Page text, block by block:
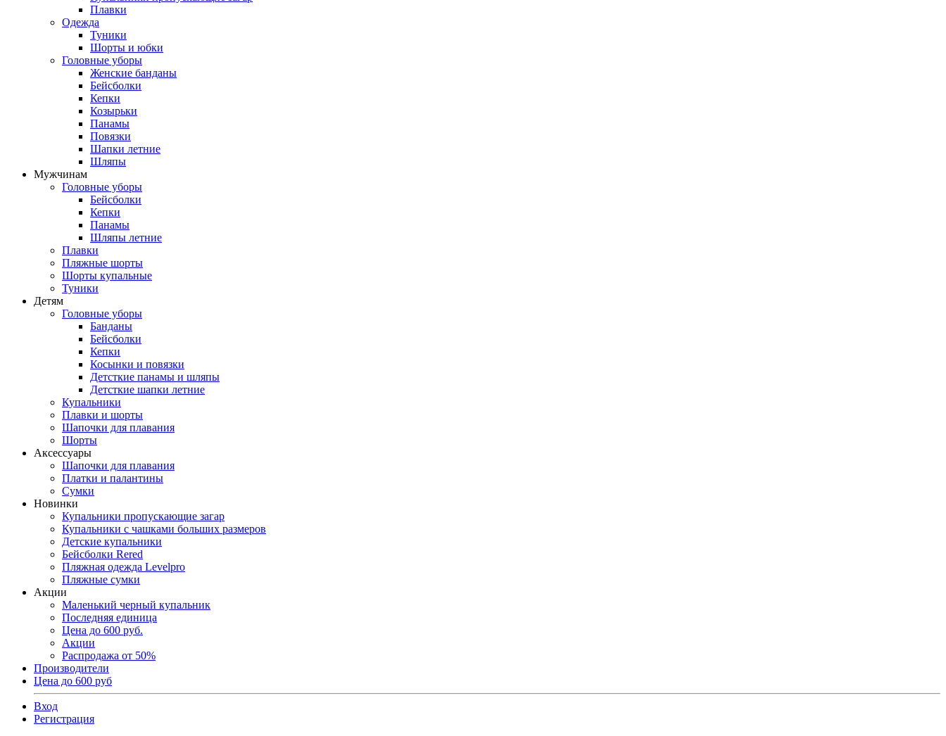
Плавки
Одежда
Туники
Шорты и юбки
Головные уборы
Женские банданы
Бейсболки
Кепки
Козырьки
Панамы
Повязки
Шапки летние
Шляпы
Мужчинам
Головные уборы
Бейсболки
Кепки
Панамы
Шляпы летние
Плавки
Пляжные шорты
Шорты купальные
Туники
Детям
Головные уборы
Банданы
Бейсболки
Кепки
Косынки и повязки
Детсткие панамы и шляпы
Детсткие шапки летние
Купальники
Плавки и шорты
Шапочки для плавания
Шорты
Аксессуары
Шапочки для плавания
Платки и палантины
Сумки
Новинки
Купальники пропускающие загар
Купальники с чашками больших размеров
Детские купальники
Бейсболки Rered
Пляжная одежда Levelpro
Пляжные сумки
Акции
Маленький черный купальник
Последняя единица
Цена до 600 руб.
Акции
Распродажа от 50%
Производители
Цена до 600 руб
Вход
Регистрация